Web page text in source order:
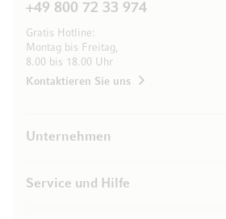
+49 800 72 33 974
Gratis Hotline:
Montag bis Freitag,
8.00 bis 18.00 Uhr
Kontaktieren Sie uns
Unternehmen
Service und Hilfe